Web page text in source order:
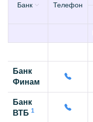
Банк Телефон
Банк
Финам
Банк
ВТБ 1